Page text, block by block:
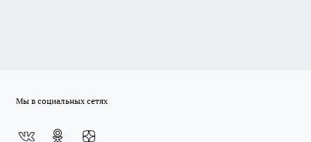
Мы в социальных сетях